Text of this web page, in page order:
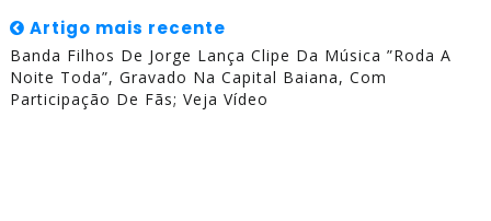
Artigo mais recente
Banda Filhos De Jorge Lança Clipe Da Música ”Roda A
Noite Toda”, Gravado Na Capital Baiana, Com
Participação De Fãs; Veja Vídeo